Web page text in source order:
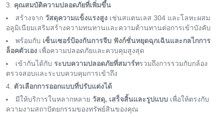
คุณสมบัติความปลอดภัยที่เพิ่มขึ้น
สร้างจาก วัสดุความแข็งแรงสูง เช่นสแตนเลส 304 และโลหะผสม
อลูมิเนียมเสริมสร้างความทนทานและความต้านทานต่อการเข้าบังคับ
พร้อมกับ เซ็นเซอร์ป้องกันการจีบ ฟังก์ชั่นหยุดฉุกเฉินและกลไกการ
ล็อคตัวเอง เพื่อความปลอดภัยและควบคุมสูงสุด
เข้ากันได้กับ ระบบความปลอดภัยที่สมาร์ทรวมถึงการรวมกับกล้อง
ตรวจสอบและระบบควบคุมการเข้าถึง
ตัวเลือกการออกแบบที่ปรับแต่งได้
มีให้บริการในหลากหลาย วัสดุ, เสร็จสิ้นและรูปแบบ เพื่อให้ตรงกับ
ความงามสถาปัตยกรรมของทรัพย์สินของคุณ